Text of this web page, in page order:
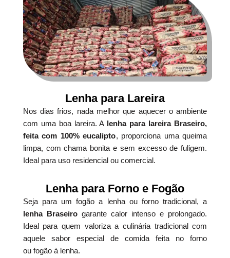
Lenha para Lareira
Nos dias frios, nada melhor que aquecer o ambiente
com uma boa lareira. A lenha para lareira Braseiro,
feita com 100% eucalipto, proporciona uma queima
limpa, com chama bonita e sem excesso de fuligem.
Ideal para uso residencial ou comercial.
Lenha para Forno e Fogão
Seja para um fogão a lenha ou forno tradicional, a
lenha Braseirogarante calor intenso e prolongado.
Ideal para quem valoriza a culinária tradicional com
aquele sabor especial de comida feita no forno
ou fogão à lenha.